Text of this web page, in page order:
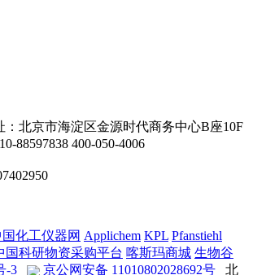
：北京市海淀区金源时代商务中心B座10F
88597838 400-050-4006
化工仪器网 Applichem KPL Pfanstiehl
国科研物资采购平台 喀斯玛商城 生物谷
-3
京公网安备 11010802028692号 北